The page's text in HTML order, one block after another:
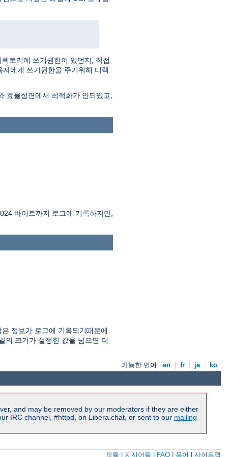
토리에 쓰기권한이 있던지, 직접
에게 쓰기권한을 주기위해 디렉
효율성면에서 최적화가 안되있고,
바이트까지 로그에 기록하지만,
정보가 로그에 기록되기때문에
의 크기가 설정한 값을 넘으면 더
가능한 언어: en fr ja ko
and may be removed by our moderators if they are either
IRC channel, #httpd, on Libera.chat, or sent to our mailing
모듈 지시어들 FAQ 용어 사이트맵